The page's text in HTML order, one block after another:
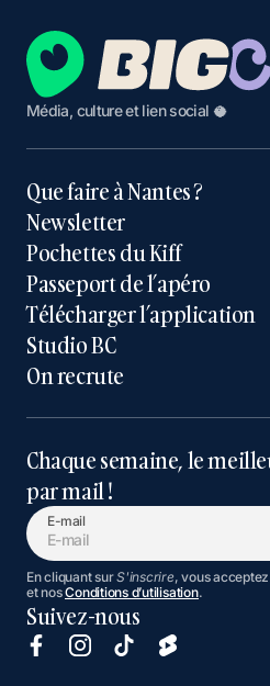
Média, culture et lien social 🥥
Que faire à Nantes ?
Newsletter
Pochettes du Kiff
Passeport de l’apéro
Télécharger l’application
Studio BC
On recrute
Chaque semaine, le
par mail !
E-mail
En cliquant surS'inscrire, vous
et nosConditions d’utilisation.
Suivez-nous